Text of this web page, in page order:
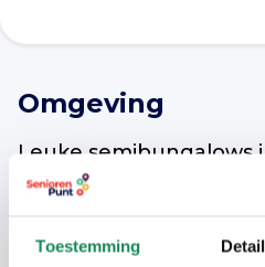
Toestemming
Omgeving
Leuke semibungalows
gelegen op een plein,